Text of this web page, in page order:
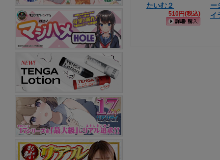
たいむ２
510円(税込)
ー
イ